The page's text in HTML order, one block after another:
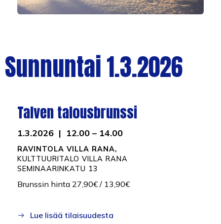
Sunnuntai 1.3.2026
Talven talousbrunssi
1.3.2026 | 12.00 – 14.00
RAVINTOLA VILLA RANA,
KULTTUURITALO VILLA RANA
SEMINAARINKATU 13
Brunssin hinta 27,90€ / 13,90€
Lue lisää tilaisuudesta